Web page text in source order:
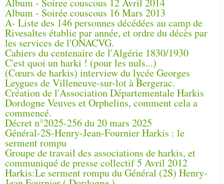
Album - Soiree couscous 12 Avril 2014
Album - Soirée couscous 16 Mars 2013
A- Liste des 146 personnes décédées au camp de
Rivesaltes établie par année, et ordre du décès par
les services de l'ONACVG.
Cahiers du centenaire de l'Algérie 1830/1930
C'est quoi un harki ! (pour les nuls...)
(Cœurs de harkis) interview du lycée Georges
Leygues de Villeneuve-sur-lot à Bergerac.
Création de l'Association Départementale Harkis
Dordogne Veuves et Orphelins, comment cela a
commencé.
Décret n°2025-256 du 20 mars 2025
Général-2S-Henry-Jean-Fournier Harkis : le
serment rompu
Groupe de travail des associations de harkis, et
communiqué de presse collectif 5 Avril 2012
Harkis:Le serment rompu du Général (2S) Henry-